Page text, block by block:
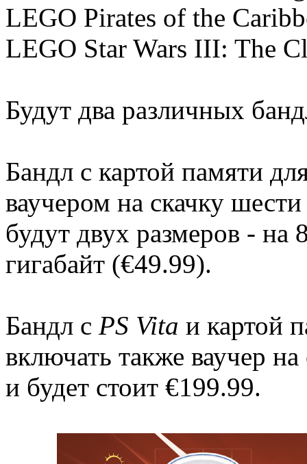
LEGO Pirates of the
LEGO Star Wars III: The
Будут два различных
Бандл с картой памяти
ваучером на скачку
будут двух размеров - на
гигабайт (€49.99).
Бандл с PS Vita и картой
включать также ваучер
и будет стоит €199.99.